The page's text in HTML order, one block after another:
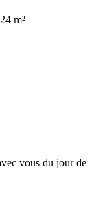
m²
vous du jour de